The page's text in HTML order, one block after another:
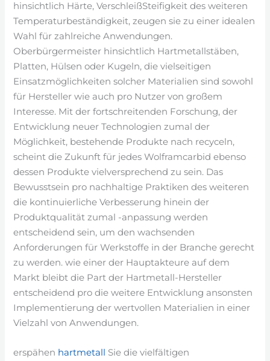
hinsichtlich Härte, VerschleißSteifigkeit des weiteren
Temperaturbeständigkeit, zeugen sie zu einer idealen
Wahl für zahlreiche Anwendungen.
Oberbürgermeister hinsichtlich Hartmetallstäben,
Platten, Hülsen oder Kugeln, die vielseitigen
Einsatzmöglichkeiten solcher Materialien sind sowohl
für Hersteller wie auch pro Nutzer von großem
Interesse. Mit der fortschreitenden Forschung, der
Entwicklung neuer Technologien zumal der
Möglichkeit, bestehende Produkte nach recyceln,
scheint die Zukunft für jedes Wolframcarbid ebenso
dessen Produkte vielversprechend zu sein. Das
Bewusstsein pro nachhaltige Praktiken des weiteren
die kontinuierliche Verbesserung hinein der
Produktqualität zumal -anpassung werden
entscheidend sein, um den wachsenden
Anforderungen für Werkstoffe in der Branche gerecht
zu werden. wie einer der Hauptakteure auf dem
Markt bleibt die Part der Hartmetall-Hersteller
entscheidend pro die weitere Entwicklung ansonsten
Implementierung der wertvollen Materialien in einer
Vielzahl von Anwendungen.
erspähen hartmetall Sie die vielfältigen